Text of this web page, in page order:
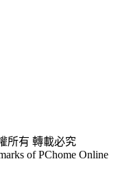
所有 轉載必究
of PChome Online